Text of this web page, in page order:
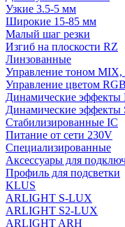
Узкие 3.5-5 мм
Широкие 15-85 мм
Малый шаг резки
Изгиб на плоскости RZ
Линзованные
Управление тоном
Управление цветом
Динамические эффекты
Динамические эффекты
Стабилизированные IC
Питание от сети 230V
Специализированные
Аксессуары для
Профиль для подсветки
KLUS
ARLIGHT S-LUX
ARLIGHT S2-LUX
ARLIGHT ARH